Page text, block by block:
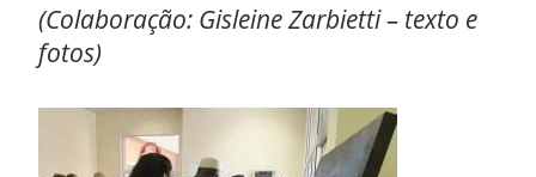
(Colaboração: Gisleine Zarbietti – texto e
fotos)